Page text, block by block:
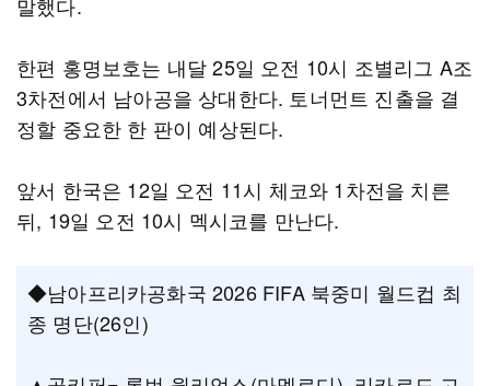
한편 홍명보호는 내달 25일 오전 10시 조별리그 A조
3차전에서 남아공을 상대한다. 토너먼트 진출을 결
정할 중요한 한 판이 예상된다.
앞서 한국은 12일 오전 11시 체코와 1차전을 치른
뒤, 19일 오전 10시 멕시코를 만난다.
◆남아프리카공화국 2026 FIFA 북중미 월드컵 최
종 명단(26인)